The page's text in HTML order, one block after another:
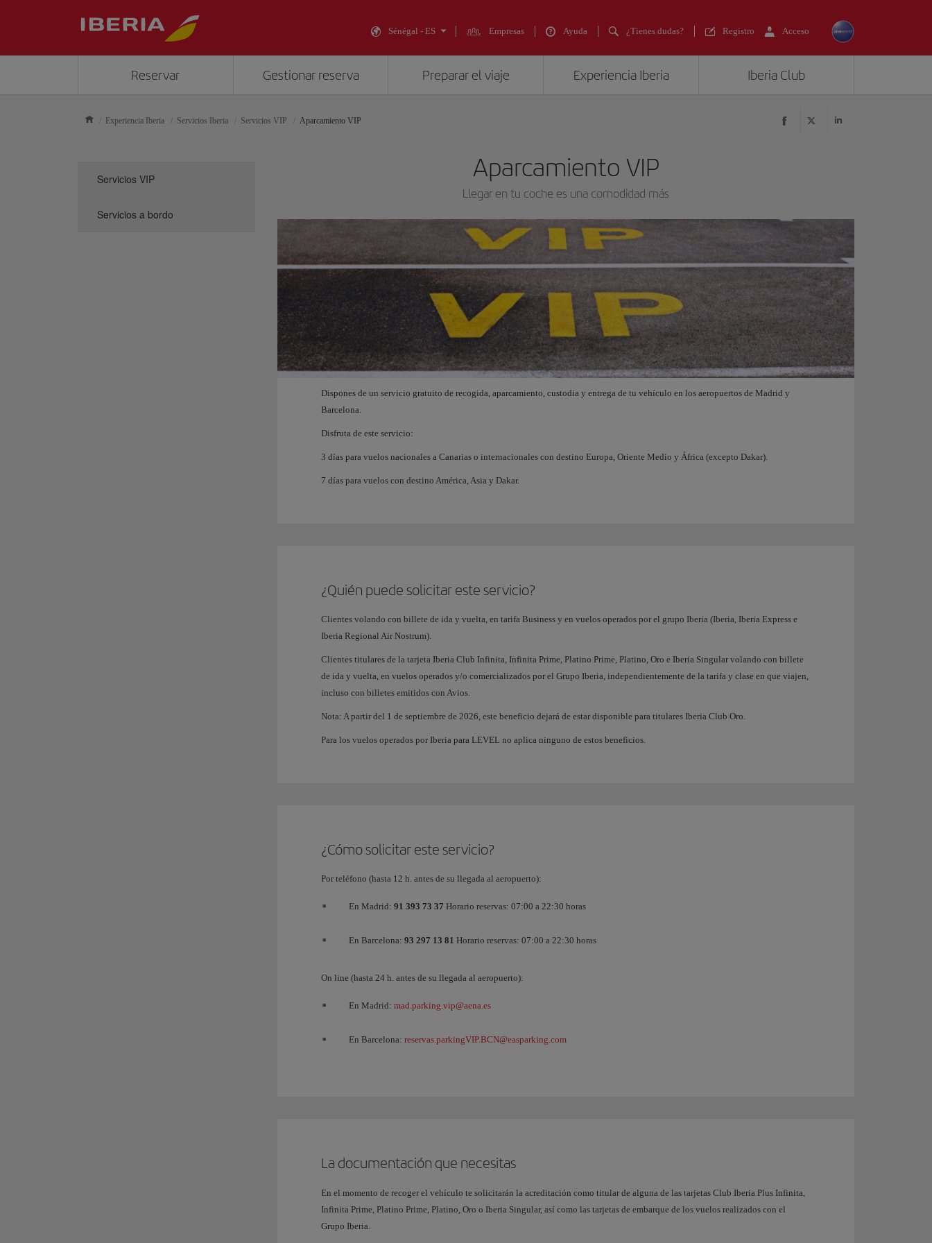
Sénégal - ES Empresas Ayuda ¿Tienes dudas? Registro Acceso
Reservar Gestionar reserva Preparar el viaje Experiencia Iberia Iberia Club
Experiencia Iberia Servicios Iberia Servicios VIP Aparcamiento VIP
Aparcamiento VIP
Llegar en tu coche es una comodidad más
Dispones de un servicio gratuito de recogida, aparcamiento, custodia y entrega de tu vehículo en los aeropuertos de Madrid y
Barcelona.
Disfruta de este servicio:
3 días para vuelos nacionales a Canarias o internacionales con destino Europa, Oriente Medio y África (excepto Dakar).
7 días para vuelos con destino América, Asia y Dakar.
¿Quién puede solicitar este servicio?
Clientes volando con billete de ida y vuelta, en tarifa Business y en vuelos operados por el grupo Iberia (Iberia, Iberia Express e
Iberia Regional Air Nostrum).
Clientes titulares de la tarjeta Iberia Club Infinita, Infinita Prime, Platino Prime, Platino, Oro e Iberia Singular volando con billete
de ida y vuelta, en vuelos operados y/o comercializados por el Grupo Iberia, independientemente de la tarifa y clase en que viajen,
incluso con billetes emitidos con Avios.
Nota: A partir del 1 de septiembre de 2026, este beneficio dejará de estar disponible para titulares Iberia Club Oro.
Para los vuelos operados por Iberia para LEVEL no aplica ninguno de estos beneficios.
¿Cómo solicitar este servicio?
Por teléfono (hasta 12 h. antes de su llegada al aeropuerto):
En Madrid: 91 393 73 37 Horario reservas: 07:00 a 22:30 horas
En Barcelona: 93 297 13 81 Horario reservas: 07:00 a 22:30 horas
On line (hasta 24 h. antes de su llegada al aeropuerto):
En Madrid: mad.parking.vip@aena.es
En Barcelona: reservas.parkingVIP.BCN@easparking.com
La documentación que necesitas
En el momento de recoger el vehículo te solicitarán la acreditación como titular de alguna de las tarjetas Club Iberia Plus Infinita,
Infinita Prime, Platino Prime, Platino, Oro o Iberia Singular, así como las tarjetas de embarque de los vuelos realizados con el
Grupo Iberia.
Servicios VIP
Servicios a bordo